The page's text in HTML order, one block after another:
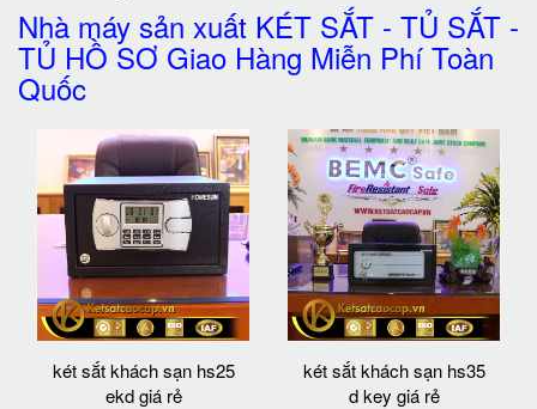
Nhà máy sản xuất KÉT SẮT - TỦ SẮT -
TỦ HỒ SƠ Giao Hàng Miễn Phí Toàn
Quốc
két sắt khách sạn hs25
ekd giá rẻ
két sắt khách sạn hs35
d key giá rẻ